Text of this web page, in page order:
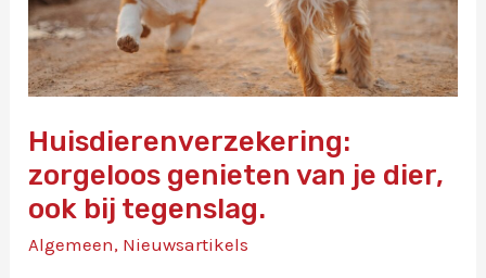
Huisdierenverzekering:
zorgeloos genieten van je dier,
ook bij tegenslag.
Algemeen, Nieuwsartikels